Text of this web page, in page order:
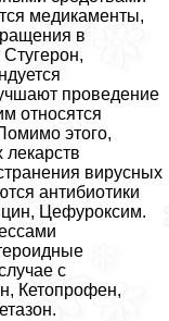
медикаменты,
в
проведение
относятся
этого,
вирусных
антибиотики
Цефуроксим.
с
Кетопрофен,